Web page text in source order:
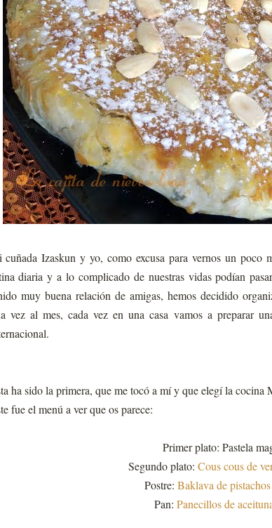
cuñada Izaskun y yo, como excusa para vernos un poco
diaria y a lo complicado de nuestras vidas podían
muy buena relación de amigas, hemos decidido
vez al mes, cada vez en una casa vamos a preparar
ha sido la primera, que me tocó a mí y que elegí la cocina
fue el menú a ver que os parece:
Primer plato: Pastela
Segundo plato: Cous cous de
Postre: Baklava de
Pan: Panecillos de